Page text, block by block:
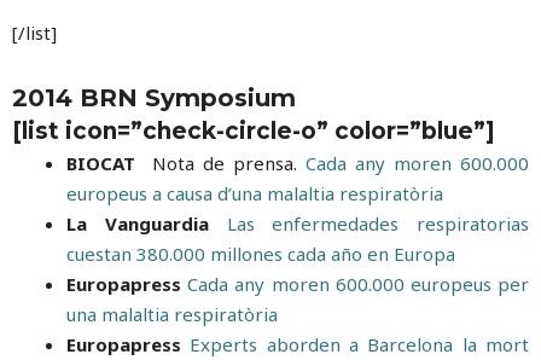
[/list]
2014 BRN Symposium
[list icon=”check-circle-o” color=”blue”]
BIOCAT Nota de prensa. Cada any moren 600.000
europeus a causa d’una malaltia respiratòria
La Vanguardia Las enfermedades respiratorias
cuestan 380.000 millones cada año en Europa
EuropapressCada any moren 600.000 europeus per
una malaltia respiratòria
Europapress Experts aborden a Barcelona la mort